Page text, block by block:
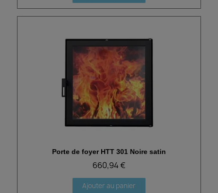
Aperçu rapide
Porte de foyer HTT 301 Noire satin
660,94 €
Ajouter au panier